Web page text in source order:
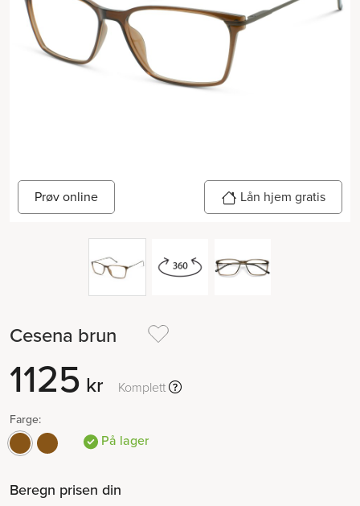
Prøv online Lån hjem gratis
Cesena brun
1125 kr Komplett
Farge:
På lager
Beregn prisen din